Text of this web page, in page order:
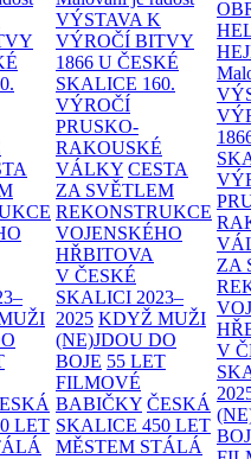
LET
VÝSTAVA K
VÝROČÍ BITVY
1866 U ČESKÉ
SKALICE 160.
VÝROČÍ
PRUSKO-
RAKOUSKÉ
VÁLKY CESTA
ZA SVĚTLEM
REKONSTRUKCE
VOJENSKÉHO
HŘBITOVA
V ČESKÉ
SKALICI 2023–
2025 KDYŽ MUŽI
(NE)JDOU DO
BOJE 55 LET
FILMOVÉ
BABIČKY ČESKÁ
SKALICE 450 LET
MĚSTEM STÁLÁ
ZA
V